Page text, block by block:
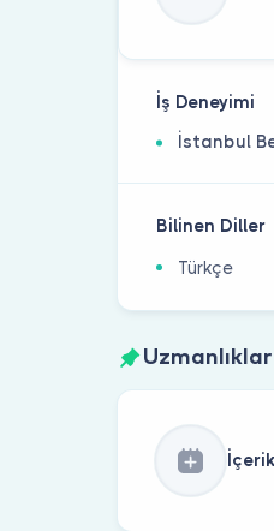
İş Deneyimi
İstanbul
Bilinen Diller
Türkçe
Uzmanlıklar